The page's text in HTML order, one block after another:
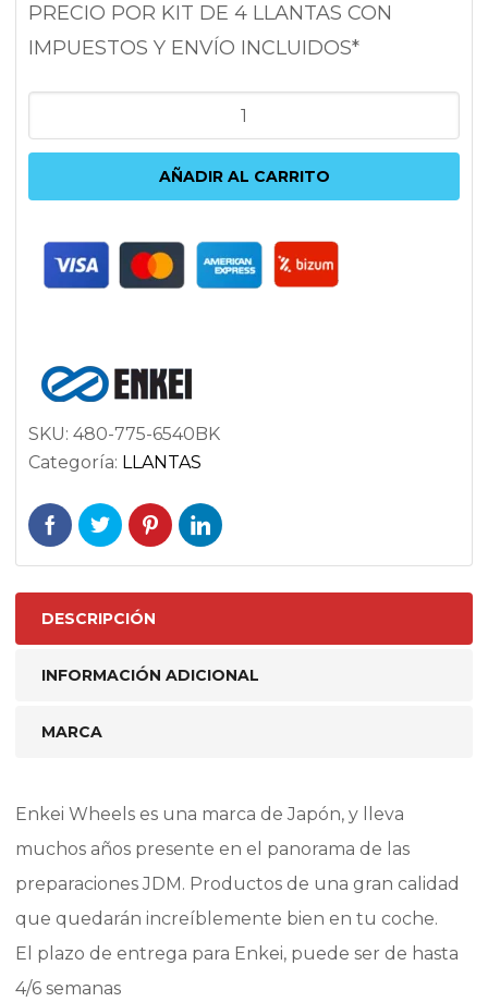
PRECIO POR KIT DE 4 LLANTAS CON
IMPUESTOS Y ENVÍO INCLUIDOS*
M52
5X114.3
72.6
NEGRO
AÑADIR AL CARRITO
SKU: 480-775-6540BK
Categoría: LLANTAS
DESCRIPCIÓN
INFORMACIÓN ADICIONAL
MARCA
Enkei Wheels es una marca de Japón, y lleva
muchos años presente en el panorama de las
preparaciones JDM. Productos de una gran calidad
que quedarán increíblemente bien en tu coche.
El plazo de entrega para Enkei, puede ser de hasta
4/6 semanas